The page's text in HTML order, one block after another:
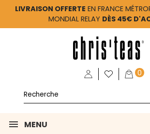
LIVRAISON OFFERTE EN FRANCE
MONDIAL RELAY DÈS 45€
0
MENU